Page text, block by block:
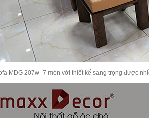
MDG 207w -7 món với thiết kế sang trọng được